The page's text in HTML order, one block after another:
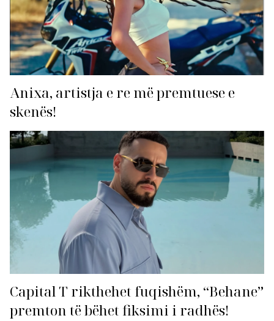
Anixa, artistja e re më premtuese e
skenës!
Capital T rikthehet fuqishëm, “Behane”
premton të bëhet fiksimi i radhës!